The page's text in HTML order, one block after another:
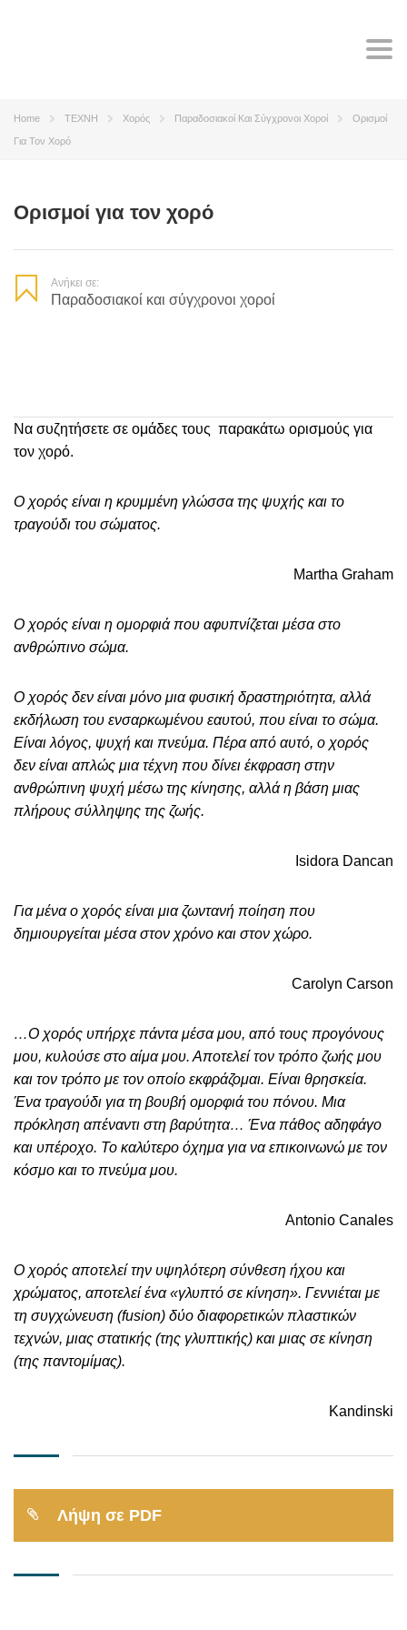
Home TEXNH Χορός Παραδοσιακοί Και Σύγχρονοι Χοροί Ορισμοί
Για Τον Χορό
Ορισμοί για τον χορό
Ανήκει σε:
Παραδοσιακοί και σύγχρονοι χοροί
Να συζητήσετε σε ομάδες τους παρακάτω ορισμούς για
τον χορό.
Ο χορός είναι η κρυμμένη γλώσσα της ψυχής και το
τραγούδι του σώματος.
Martha Graham
Ο χορός είναι η ομορφιά που αφυπνίζεται μέσα στο
ανθρώπινο σώμα.
Ο χορός δεν είναι μόνο μια φυσική δραστηριότητα, αλλά
εκδήλωση του ενσαρκωμένου εαυτού, που είναι το σώμα.
Είναι λόγος, ψυχή και πνεύμα. Πέρα από αυτό, ο χορός
δεν είναι απλώς μια τέχνη που δίνει έκφραση στην
ανθρώπινη ψυχή μέσω της κίνησης, αλλά η βάση μιας
πλήρους σύλληψης της ζωής.
Isidora Dancan
Για μένα ο χορός είναι μια ζωντανή ποίηση που
δημιουργείται μέσα στον χρόνο και στον χώρο.
Carolyn Carson
…Ο χορός υπήρχε πάντα μέσα μου, από τους προγόνους
μου, κυλούσε στο αίμα μου. Αποτελεί τον τρόπο ζωής μου
και τον τρόπο με τον οποίο εκφράζομαι. Είναι θρησκεία.
Ένα τραγούδι για τη βουβή ομορφιά του πόνου. Μια
πρόκληση απέναντι στη βαρύτητα… Ένα πάθος αδηφάγο
και υπέροχο. Το καλύτερο όχημα για να επικοινωνώ με τον
κόσμο και το πνεύμα μου.
Antonio Canales
Ο χορός αποτελεί την υψηλότερη σύνθεση ήχου και
χρώματος, αποτελεί ένα «γλυπτό σε κίνηση». Γεννιέται με
τη συγχώνευση (fusion) δύο διαφορετικών πλαστικών
τεχνών, μιας στατικής (της γλυπτικής) και μιας σε κίνηση
(της παντομίμας).
Kandinski
Λήψη σε PDF